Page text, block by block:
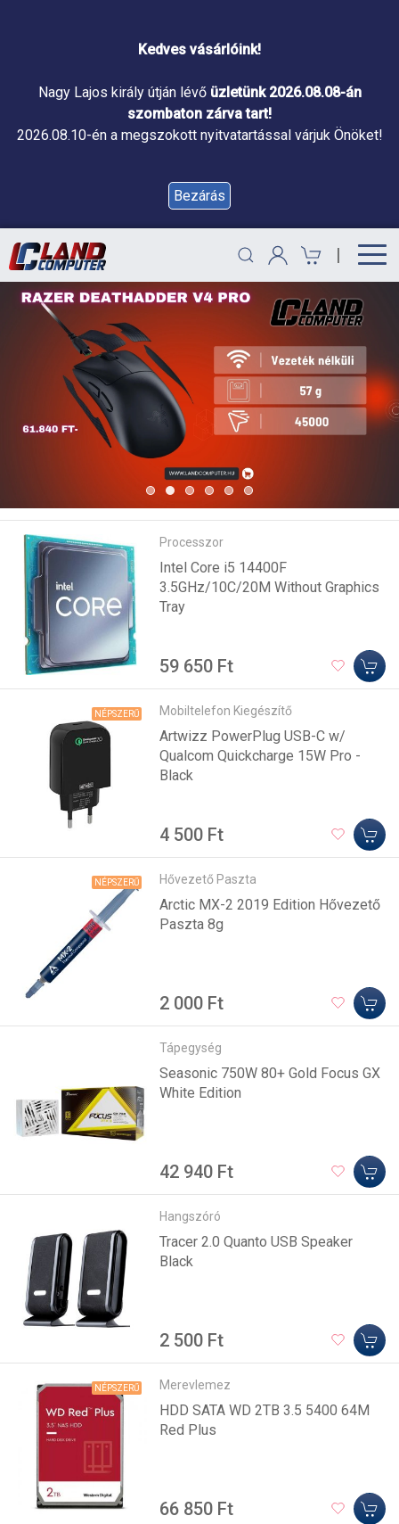
Kedves vásárlóink!
Nagy Lajos király útján lévő üzletünk 2026.08.08-án
szombaton zárva tart!
2026.08.10-én a megszokott nyitvatartással várjuk Önöket!
Bezárás
|
Processzor
Intel Core i5 14400F
3.5GHz/10C/20M Without Graphics
Tray
59 650 Ft
NÉPSZERŰ Mobiltelefon Kiegészítő
Artwizz PowerPlug USB-C w/
Qualcom Quickcharge 15W Pro -
Black
4 500 Ft
NÉPSZERŰ Hővezető Paszta
Arctic MX-2 2019 Edition Hővezető
Paszta 8g
2 000 Ft
Tápegység
Seasonic 750W 80+ Gold Focus GX
White Edition
42 940 Ft
Hangszóró
Tracer 2.0 Quanto USB Speaker
Black
2 500 Ft
NÉPSZERŰ Merevlemez
HDD SATA WD 2TB 3.5 5400 64M
Red Plus
66 850 Ft